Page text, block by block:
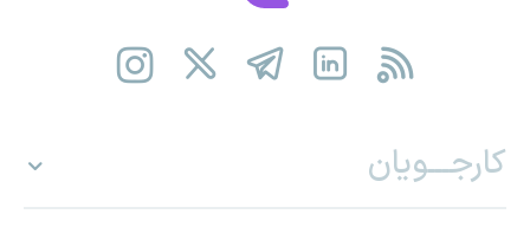
کارجـــویان